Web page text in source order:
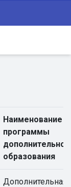
Наименование
программы
образования
Дополнительная